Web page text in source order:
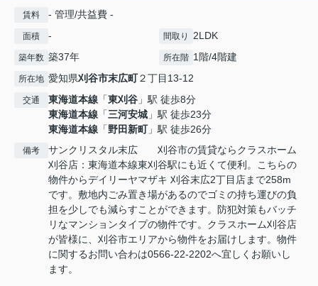
賃料 - 管理/共益費 -
面積 - 間取り 2LDK
築年数 築37年 所在階 1階/4階建
所在地 愛知県刈谷市末広町２丁目13-12
交通 東海道本線 「東刈谷 」駅 徒歩8分
東海道本線 「三河安城 」駅 徒歩23分
東海道本線 「野田新町」駅 徒歩26分
備考
サンクリスタル末広 刈谷市の賃貸ならクラスホーム
刈谷店：東海道本線東刈谷駅にも近くて便利。こちらの
物件からデイリーヤマザキ 刈谷末広2丁目店まで258m
です。敷地内ごみ置き場があるのでゴミの持ち運びの負
担を少しでも減らすことができます。防犯対策もバッチ
リなマンションタイプの物件です。クラスホーム刈谷店
が皆様に、刈谷市エリアから物件をお届けします。物件
に関するお問い合わは0566-22-2202へ宜しくお願いし
ます。